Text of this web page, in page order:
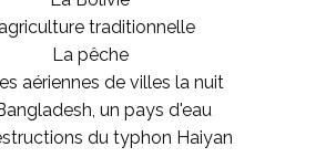
traditionnelle
La pêche
aériennes de villes la nuit
un pays d'eau
du typhon Haiyan